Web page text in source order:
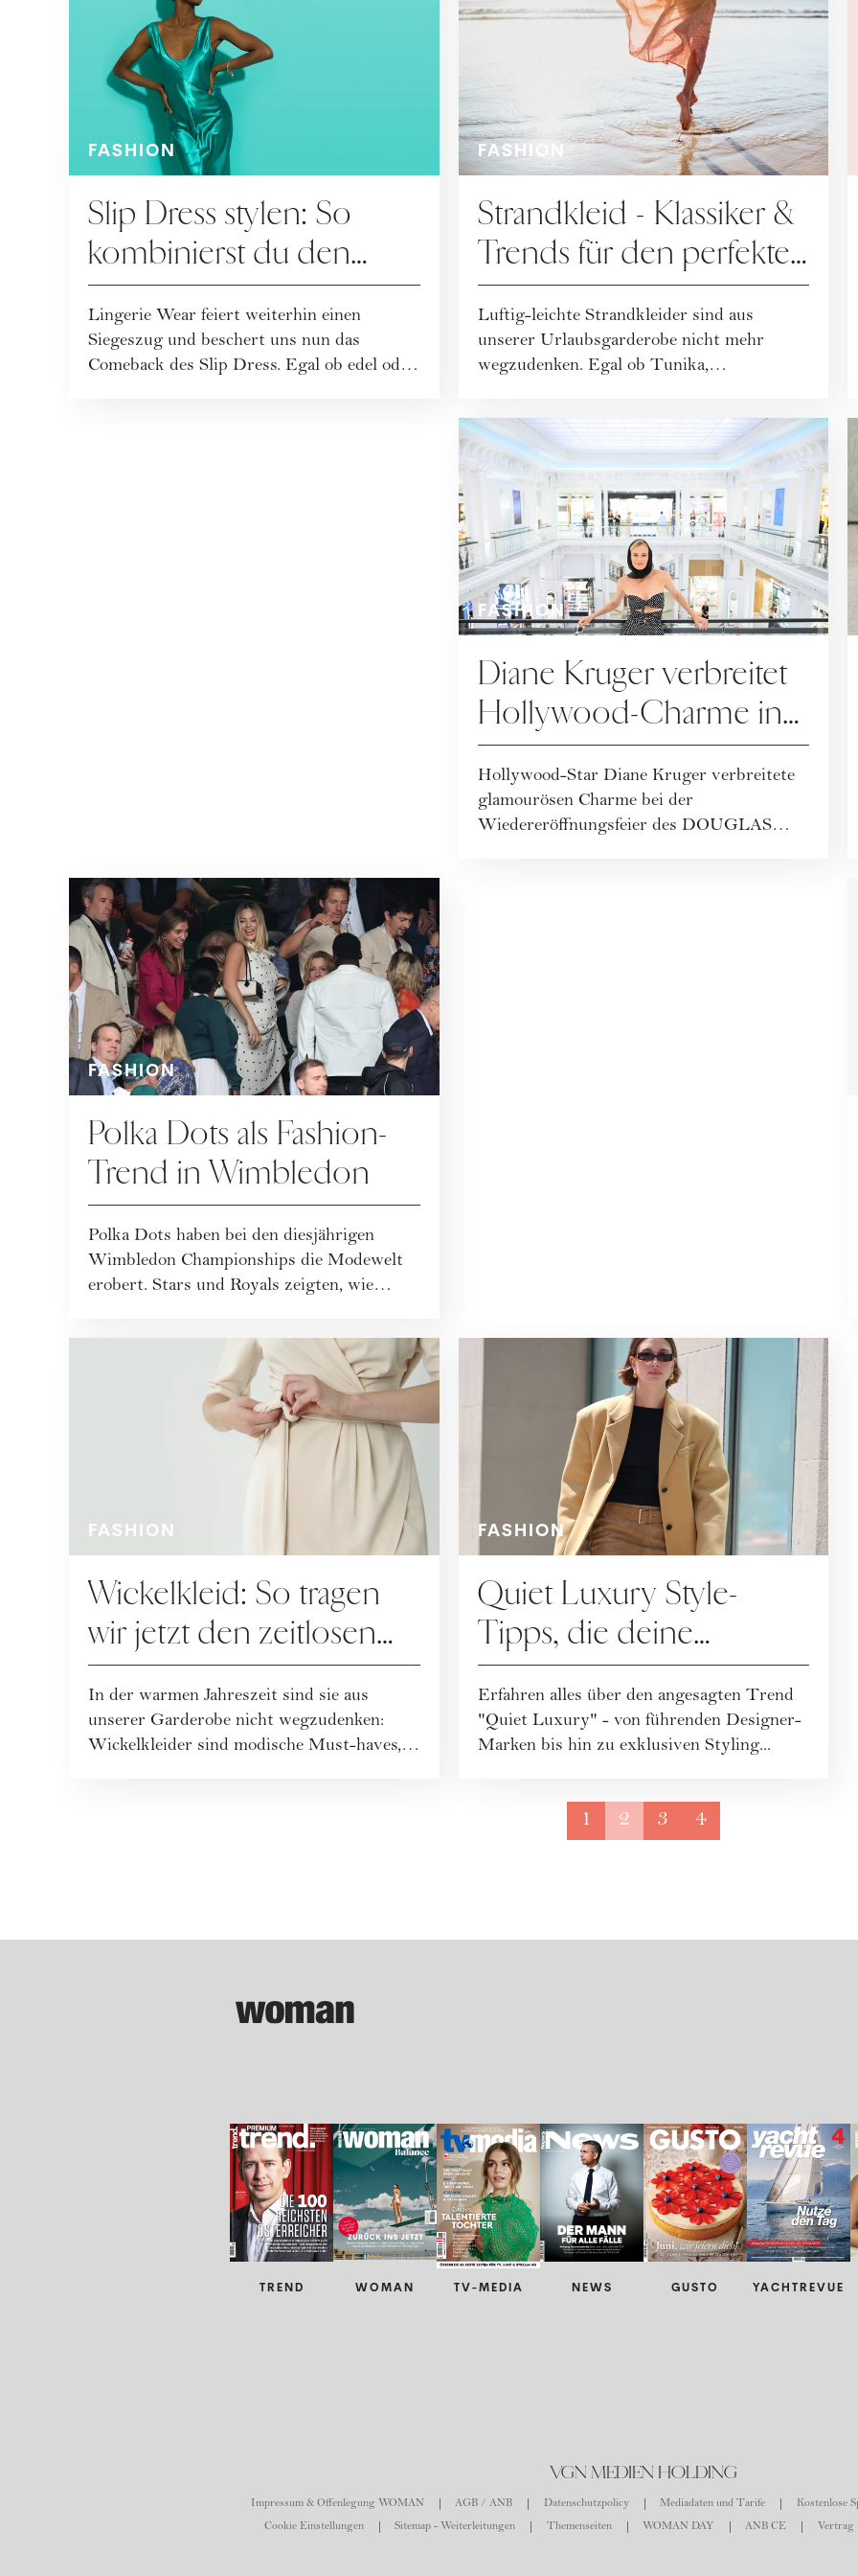
FASHION
Slip Dress stylen: So
kombinierst du den
Modeklassiker
Lingerie Wear feiert weiterhin einen
Siegeszug und beschert uns nun das
Comeback des Slip Dress. Egal ob edel oder
FASHION
Strandkleid - Klassiker &
Trends für den perfekten
Beach-Look
Luftig-leichte Strandkleider sind aus
unserer Urlaubsgarderobe nicht mehr
wegzudenken. Egal ob Tunika,
FASHION
Diane Kruger verbreitet
Hollywood-Charme in
Wien im angesagtem
Polka-Dot-Look
Hollywood-Star Diane Kruger verbreitete
glamourösen Charme bei der
Wiedereröffnungsfeier des DOUGLAS
FASHION
Polka Dots als Fashion-
Trend in Wimbledon
Polka Dots haben bei den diesjährigen
Wimbledon Championships die Modewelt
erobert. Stars und Royals zeigten, wie
FASHION
Wickelkleid: So tragen
wir jetzt den zeitlosen
Figurschmeichler
In der warmen Jahreszeit sind sie aus
unserer Garderobe nicht wegzudenken:
Wickelkleider sind modische Must-haves,
FASHION
Quiet Luxury Style-
Tipps, die deine
Garderobe verändern
werden
Erfahren alles über den angesagten Trend
"Quiet Luxury" - von führenden Designer-
Marken bis hin zu exklusiven Styling...
1 2 3 4
TREND WOMAN TV-MEDIA NEWS GUSTO YACHTREVUE
VGN MEDIEN HOLDING
Impressum & Offenlegung WOMAN AGB / ANB Datenschutzpolicy Mediadaten und Tarife Kostenlose
Cookie Einstellungen
Sitemap - Weiterleitungen Themenseiten WOMAN DAY ANB CE Vertrag